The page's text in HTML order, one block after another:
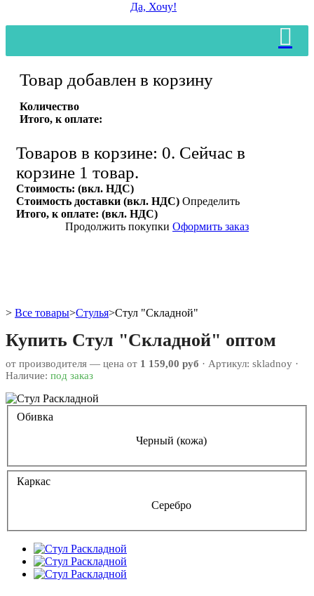
Да, Хочу!
Товар добавлен в корзину
Количество
Итого, к оплате:
Товаров в корзине: 0. Сейчас в
корзине 1 товар.
Стоимость: (вкл. НДС)
Стоимость доставки (вкл. НДС) Определить
Итого, к оплате: (вкл. НДС)
Продолжить покупки Оформить заказ
> Все товары>Стулья>Стул "Складной"
Купить Стул "Складной" оптом
от производителя — цена от 1 159,00 руб · Артикул: skladnoy ·
Наличие: под заказ
Обивка
Черный (кожа)
Каркас
Серебро